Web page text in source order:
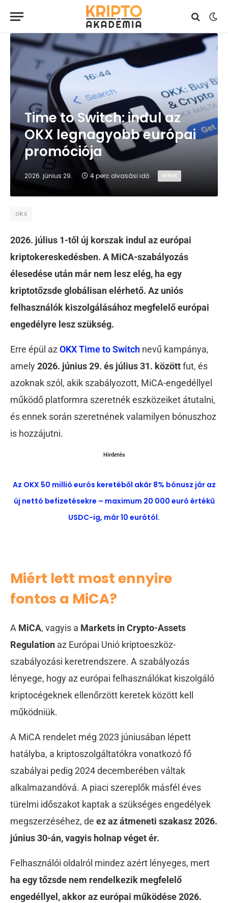
Time to Switch: indul az
OKX legnagyobb európai
promóciója
2026. június 29. 4 perc olvasási idő HÍREK
okx
2026. július 1-től új korszak indul az európai
kriptokereskedésben. A MiCA-szabályozás
élesedése után már nem lesz elég, ha egy
kriptotőzsde globálisan elérhető. Az uniós
felhasználók kiszolgálásához megfelelő európai
engedélyre lesz szükség.
Erre épül az OKX Time to Switch nevű kampánya,
amely2026. június 29. és július 31. közöttfut, és
azoknak szól, akik szabályozott, MiCA-engedéllyel
működő platformra szeretnék eszközeiket átutalni,
és ennek során szeretnének valamilyen bónuszhoz
is hozzájutni.
Hirdetés
Az OKX 50 millió eurós keretéből akár 8% bónusz jár az
új nettó befizetésekre – maximum 20 000 euró értékű
USDC-ig, már 10 eurótól.
Miért lett most ennyire
fontos a MiCA?
A MiCA, vagyis a Markets in Crypto-Assets
Regulation az Európai Unió kriptoeszköz-
szabályozási keretrendszere. A szabályozás
lényege, hogy az európai felhasználókat kiszolgáló
kriptocégeknek ellenőrzött keretek között kell
működniük.
A MiCA rendelet még 2023 júniusában lépett
hatályba, a kriptoszolgáltatókra vonatkozó fő
szabályai pedig 2024 decemberében váltak
alkalmazandóvá. A piaci szereplők másfél éves
türelmi időszakot kaptak a szükséges engedélyek
megszerzéséhez, de ez az átmeneti szakasz 2026.
június 30-án, vagyis holnap véget ér.
Felhasználói oldalról mindez azért lényeges, mert
ha egy tőzsde nem rendelkezik megfelelő
engedéllyel, akkor az európai működése 2026.